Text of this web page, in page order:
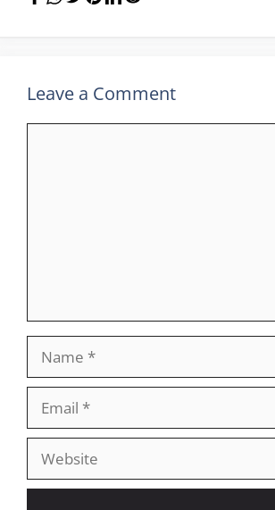
Leave a Comment
Website